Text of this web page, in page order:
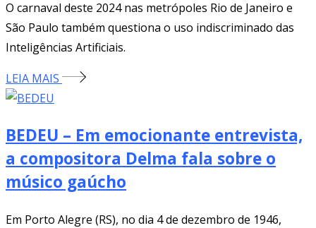
O carnaval deste 2024 nas metrópoles Rio de Janeiro e
São Paulo também questiona o uso indiscriminado das
Inteligências Artificiais.
LEIA MAIS
BEDEU – Em emocionante entrevista,
a compositora Delma fala sobre o
músico gaúcho
Em Porto Alegre (RS), no dia 4 de dezembro de 1946,